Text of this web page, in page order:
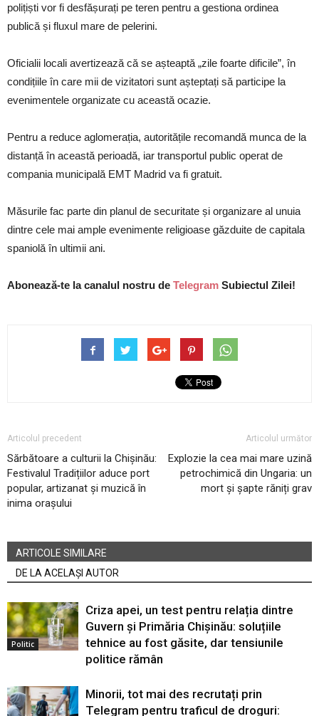
polițiști vor fi desfășurați pe teren pentru a gestiona ordinea
publică și fluxul mare de pelerini.
Oficialii locali avertizează că se așteaptă „zile foarte dificile”, în
condițiile în care mii de vizitatori sunt așteptați să participe la
evenimentele organizate cu această ocazie.
Pentru a reduce aglomerația, autoritățile recomandă munca de la
distanță în această perioadă, iar transportul public operat de
compania municipală EMT Madrid va fi gratuit.
Măsurile fac parte din planul de securitate și organizare al unuia
dintre cele mai ample evenimente religioase găzduite de capitala
spaniolă în ultimii ani.
Abonează-te la canalul nostru de Telegram Subiectul Zilei!
Articolul precedent
Sărbătoare a culturii la Chișinău:
Festivalul Tradițiilor aduce port
popular, artizanat și muzică în
inima orașului
Articolul următor
Explozie la cea mai mare uzină
petrochimică din Ungaria: un
mort și șapte răniți grav
ARTICOLE SIMILARE
DE LA ACELAȘI AUTOR
Politic
Criza apei, un test pentru relația dintre
Guvern și Primăria Chișinău: soluțiile
tehnice au fost găsite, dar tensiunile
politice rămân
Minorii, tot mai des recrutați prin
Telegram pentru traficul de droguri: